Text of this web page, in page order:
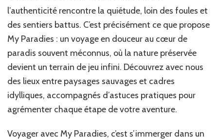
l’authenticité rencontre la quiétude, loin des foules et
des sentiers battus. C’est précisément ce que propose
My Paradies : un voyage en douceur au cœur de
paradis souvent méconnus, où la nature préservée
devient un terrain de jeu infini. Découvrez avec nous
des lieux entre paysages sauvages et cadres
idylliques, accompagnés d’astuces pratiques pour
agrémenter chaque étape de votre aventure.
Voyager avec My Paradies, c’est s’immerger dans un